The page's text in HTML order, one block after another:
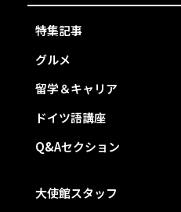
特集記事
グルメ
留学＆キャリア
ドイツ語講座
Q&Aセクション
大使館スタッフ